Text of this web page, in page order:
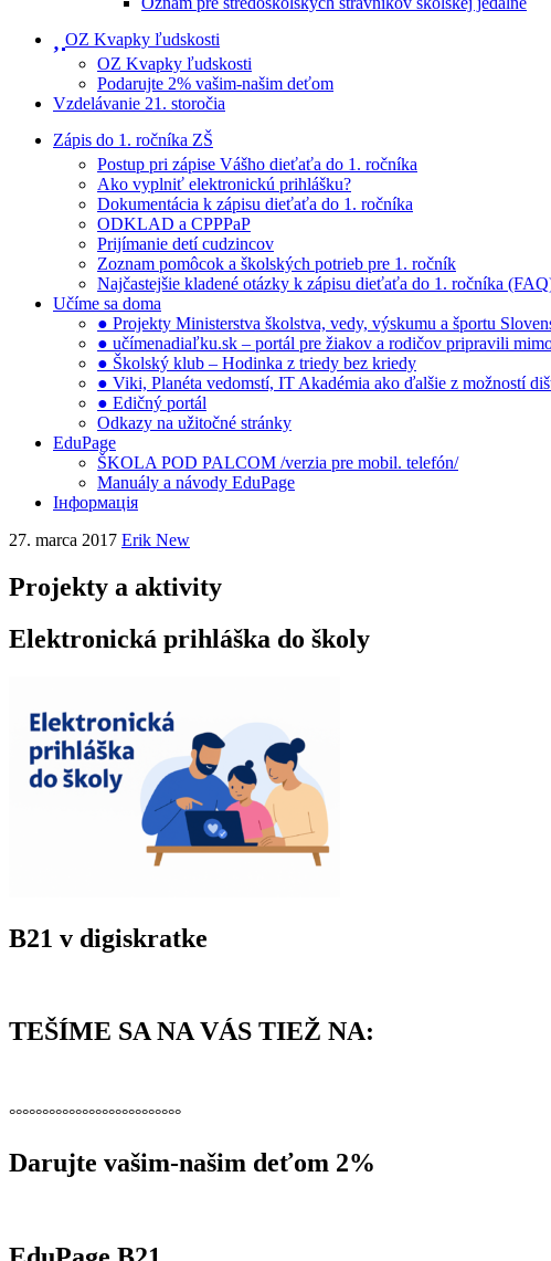
OZ Kvapky ľudskosti
OZ Kvapky ľudskosti
Podarujte 2% vašim-našim deťom
Vzdelávanie 21. storočia
Zápis do 1. ročníka ZŠ
Postup pri zápise Vášho dieťaťa do 1. ročníka
Ako vyplniť elektronickú prihlášku?
Dokumentácia k zápisu dieťaťa do 1. ročníka
ODKLAD a CPPPaP
Prijímanie detí cudzincov
Zoznam pomôcok a školských potrieb pre 1. ročník
Najčastejšie kladené otázky k zápisu dieťaťa do 1. ročníka
Učíme sa doma
● Projekty Ministerstva školstva, vedy, výskumu a športu
● učímenadiaľku.sk – portál pre žiakov a rodičov pripravili
● Školský klub – Hodinka z triedy bez kriedy
● Viki, Planéta vedomstí, IT Akadémia ako ďalšie z možností
● Edičný portál
Odkazy na užitočné stránky
EduPage
ŠKOLA POD PALCOM /verzia pre mobil. telefón/
Manuály a návody EduPage
Інформація
27. marca 2017 Erik New
Projekty a aktivity
Elektronická prihláška do školy
B21 v digiskratke
TEŠÍME SA NA VÁS TIEŽ NA:
°°°°°°°°°°°°°°°°°°°°°°°°°°
Darujte vašim-našim deťom 2%